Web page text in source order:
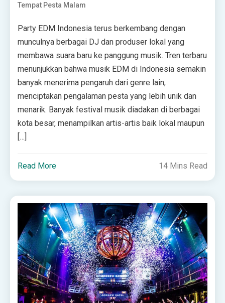
Tempat Pesta Malam
Party EDM Indonesia terus berkembang dengan
munculnya berbagai DJ dan produser lokal yang
membawa suara baru ke panggung musik. Tren terbaru
menunjukkan bahwa musik EDM di Indonesia semakin
banyak menerima pengaruh dari genre lain,
menciptakan pengalaman pesta yang lebih unik dan
menarik. Banyak festival musik diadakan di berbagai
kota besar, menampilkan artis-artis baik lokal maupun
[…]
Read More 14 Mins Read